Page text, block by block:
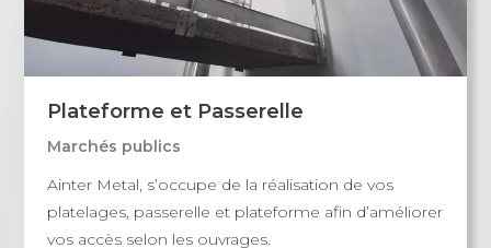
Plateforme et Passerelle
Marchés publics
Ainter Metal, s’occupe de la réalisation de vos
platelages, passerelle et plateforme afin d’améliorer
vos accès selon les ouvrages.